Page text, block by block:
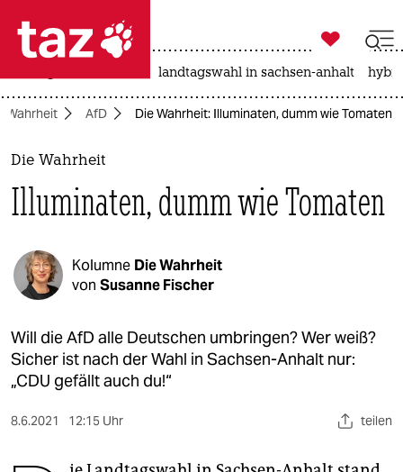
 taz zahl ich
taz zahl ich
themen
politik
öko
gesellschaft
kultur
sport

taz zahl ich
landtagswahl in sachsen-anhalt
Wahrheit AfD Die Wahrheit: Illuminaten, dumm wie Tomaten
Die Wahrheit
Illuminaten, dumm wie Tomaten
Kolumne Die Wahrheit
von Susanne Fischer
Will die AfD alle Deutschen umbringen? Wer weiß?
Sicher ist nach der Wahl in Sachsen-Anhalt nur:
„CDU gefällt auch du!“
8.6.2021 12:15 Uhr teilen